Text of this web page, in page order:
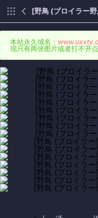
[野鳥 (ブロイラー
本站永久域名：
现只有两张图片或者打不开